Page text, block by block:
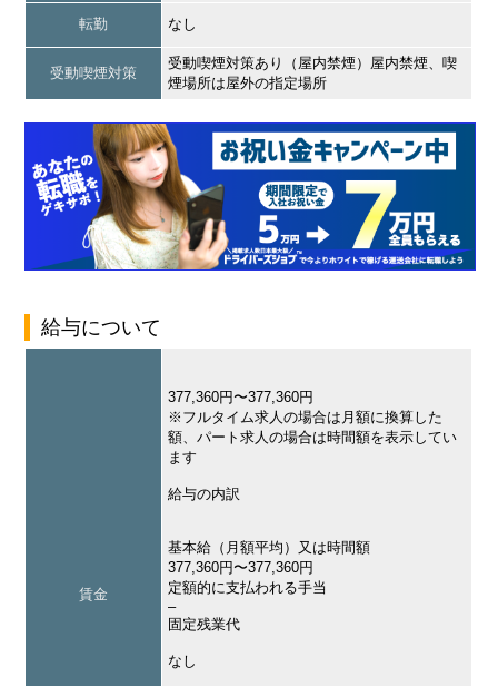
転勤 なし
受動喫煙対策
受動喫煙対策あり（屋内禁煙）屋内禁煙、喫
煙場所は屋外の指定場所
給与について
賃金
377,360円〜377,360円
※フルタイム求人の場合は月額に換算した
額、パート求人の場合は時間額を表示してい
ます
給与の内訳
基本給（月額平均）又は時間額
377,360円〜377,360円
定額的に支払われる手当
–
固定残業代
なし